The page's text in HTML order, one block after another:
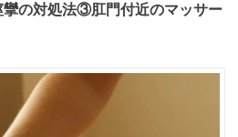
攣の対処法③肛門付近のマッサー